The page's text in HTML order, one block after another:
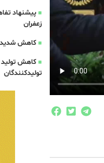
پیشنهاد
زعفران
کاهش
کاهش تولید
تولیدکنندگان